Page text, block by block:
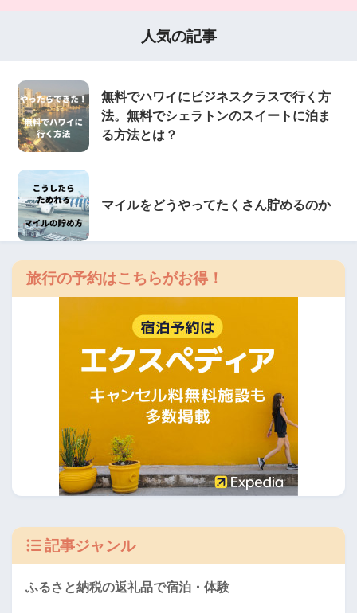
人気の記事
無料でハワイにビジネスクラスで行く方
法。無料でシェラトンのスイートに泊ま
る方法とは？
マイルをどうやってたくさん貯めるのか
旅行の予約はこちらがお得！
記事ジャンル
ふるさと納税の返礼品で宿泊・体験